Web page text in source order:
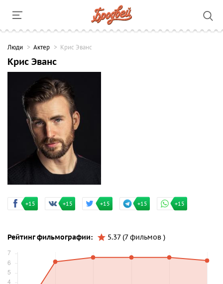
Люди Актер Крис Эванс
Крис Эванс
+15 +15 +15 +15 +15
Рейтинг фильмографии: 5.37 (7 фильмов )